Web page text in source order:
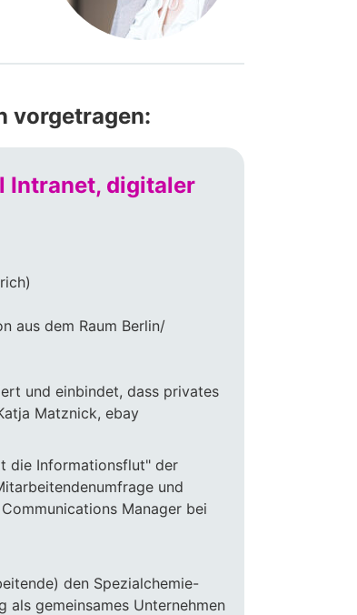
vorgetragen:
Intranet, digitaler
aus dem Raum Berlin/
und einbindet, dass privates
Matznick, ebay
die Informationsflut" der
und
Manager bei
den Spezialchemie-
gemeinsames Unternehmen